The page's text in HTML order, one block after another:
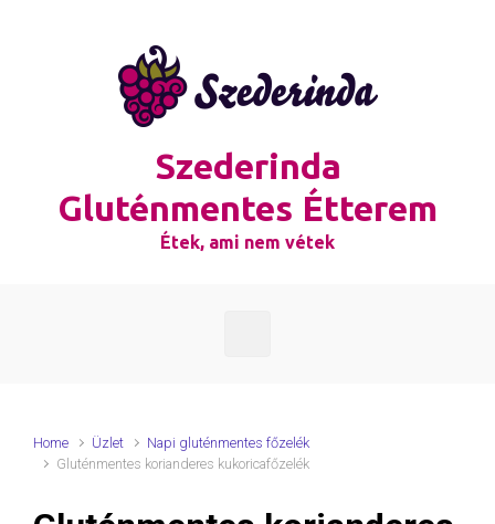
Szederinda
Gluténmentes Étterem
Étek, ami nem vétek
Home Üzlet
Napi gluténmentes főzelék
Gluténmentes korianderes kukoricafőzelék